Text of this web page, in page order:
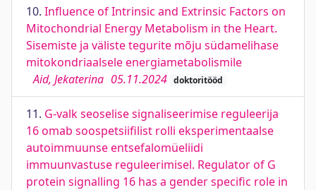
10. Influence of Intrinsic and Extrinsic Factors on
Mitochondrial Energy Metabolism in the Heart.
Sisemiste ja väliste tegurite mõju südamelihase
mitokondriaalsele energiametabolismile
Aid, Jekaterina 05.11.2024 doktoritööd
11. G-valk seoselise signaliseerimise reguleerija
16 omab soospetsiifilist rolli eksperimentaalse
autoimmuunse entsefalomüeliidi
immuunvastuse reguleerimisel. Regulator of G
protein signalling 16 has a gender specific role in